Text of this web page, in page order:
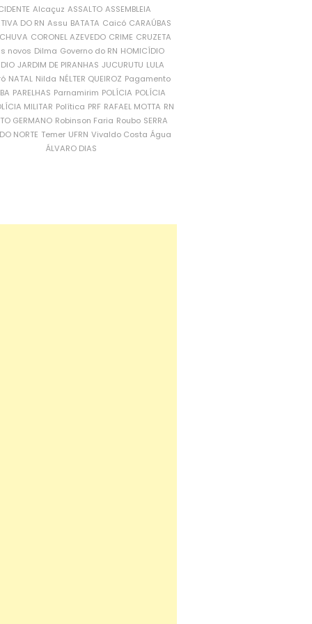
Alcaçuz ASSALTO ASSEMBLEIA
DO RN Assu BATATA Caicó CARAÚBAS
CORONEL AZEVEDO CRIME CRUZETA
novos Dilma Governo do RN HOMICÍDIO
JARDIM DE PIRANHAS JUCURUTU LULA
NATAL Nilda NÉLTER QUEIROZ Pagamento
PARELHAS Parnamirim POLÍCIA POLÍCIA
MILITAR Política PRF RAFAEL MOTTA RN
GERMANO Robinson Faria Roubo SERRA
NORTE Temer UFRN Vivaldo Costa Água
ÁLVARO DIAS